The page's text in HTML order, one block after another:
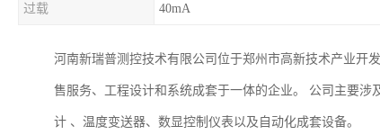
过载 40mA
河南新瑞普测控技术有限公司位于郑州市高新技术产业开
售服务、工程设计和系统成套于一体的企业。 公司主要
计 、温度变送器、数显控制仪表以及自动化成套设备。